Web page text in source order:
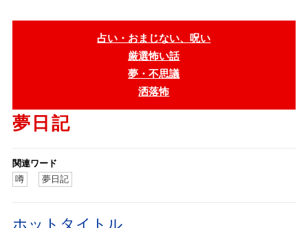
占い・おまじない、呪い
厳選怖い話
夢・不思議
洒落怖
夢日記
関連ワード
噂
夢日記
ホットタイトル